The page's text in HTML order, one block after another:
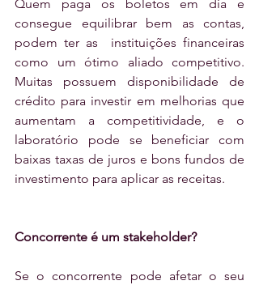
Quem paga os boletos em dia e
consegue equilibrar bem as contas,
podem ter as  instituições financeiras
como um ótimo aliado competitivo.
Muitas possuem disponibilidade de
crédito para investir em melhorias que
aumentam a competitividade, e o
laboratório pode se beneficiar com
baixas taxas de juros e bons fundos de
investimento para aplicar as receitas.
Concorrente é um stakeholder?
Se o concorrente pode afetar o seu